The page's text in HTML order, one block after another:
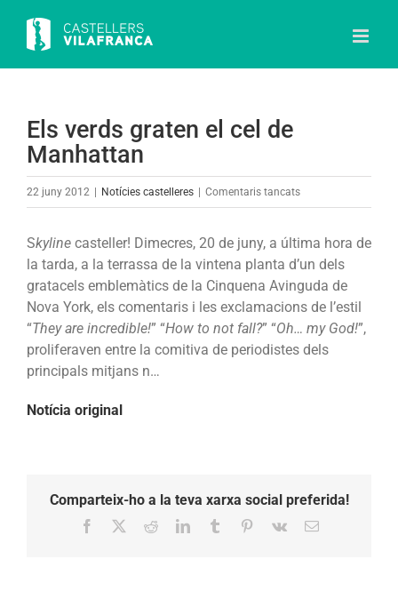
content
Els verds graten el cel de
Manhattan
22 juny 2012 Notícies castelleres Comentaris tancatsa
Skyline casteller! Dimecres, 20 de juny, a última hora de
la tarda, a la terrassa de la vintena planta d’un dels
gratacels emblemàtics de la Cinquena Avinguda de
Nova York, els comentaris i les exclamacions de l’estil
“They are incredible!” “How to not fall?” “Oh… my God!”,
proliferaven entre la comitiva de periodistes dels
principals mitjans n…
Notícia original
Comparteix-ho a la teva xarxa social preferida!
Facebook RedditLinkedInTumblr Pinterest
Vk Email: